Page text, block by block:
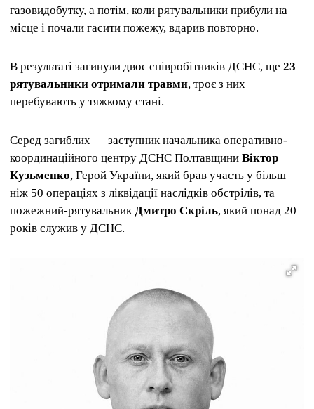
газовидобутку, а потім, коли рятувальники прибули на
місце і почали гасити пожежу, вдарив повторно.
В результаті загинули двоє співробітників ДСНС, ще 23
рятувальники отримали травми, троє з них
перебувають у тяжкому стані.
Серед загиблих — заступник начальника оперативно-
координаційного центру ДСНС Полтавщини Віктор
Кузьменко, Герой України, який брав участь у більш
ніж 50 операціях з ліквідації наслідків обстрілів, та
пожежний-рятувальникДмитро Скріль, який понад 20
років служив у ДСНС.